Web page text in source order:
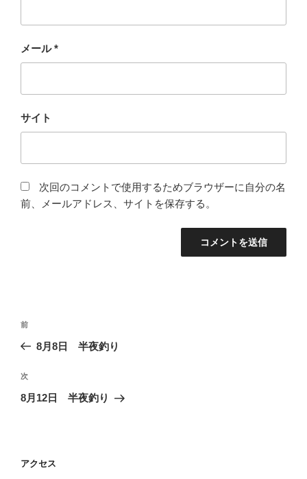
メール*
サイト
次回のコメントで使用するためブラウザーに自分の名
前、メールアドレス、サイトを保存する。
投
ビ
ゲ
ン
前
の
稿
前
8月8日 半夜釣り
次
の
次
8月12日 半夜釣り
アクセス